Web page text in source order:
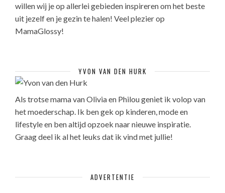
willen wij je op allerlei gebieden inspireren om het beste
uit jezelf en je gezin te halen! Veel plezier op
MamaGlossy!
YVON VAN DEN HURK
Als trotse mama van Olivia en Philou geniet ik volop van
het moederschap. Ik ben gek op kinderen, mode en
lifestyle en ben altijd opzoek naar nieuwe inspiratie.
Graag deel ik al het leuks dat ik vind met jullie!
ADVERTENTIE